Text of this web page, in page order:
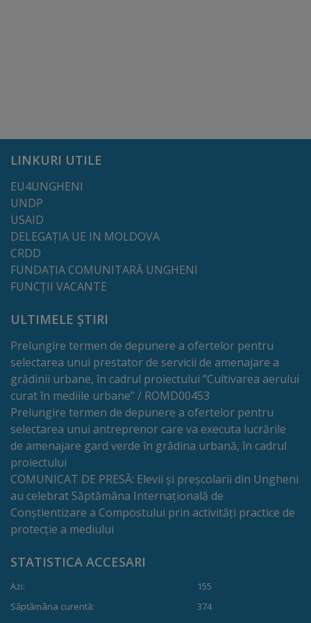
grădiniță/Plăți
Înterprinderi
municipale
Comgaz-
Modele
de
cerere
Arhitectură
și
urbanism
Transparență
decizională
Proiecte
de
Decizii
LINKURI UTILE
EU4UNGHENI
UNDP
USAID
DELEGAȚIA UE IN MOLDOVA
CRDD
FUNDAȚIA COMUNITARĂ UNGHENI
FUNCȚII VACANTE
ULTIMELE ȘTIRI
Prelungire termen de depunere a ofertelor pentru
selectarea unui prestator de servicii de amenajare a
grădinii urbane, în cadrul proiectului ”Cultivarea aerului
curat în mediile urbane” / ROMD00453
Prelungire termen de depunere a ofertelor pentru
selectarea unui antreprenor care va executa lucrările
de amenajare gard verde în grădina urbană, în cadrul
proiectului
COMUNICAT DE PRESĂ: Elevii și preșcolarii din Ungheni
au celebrat Săptămâna Internațională de
Conștientizare a Compostului prin activități practice de
protecție a mediului
STATISTICA ACCESARI
Azi:
155
Săptămâna curentă:
374